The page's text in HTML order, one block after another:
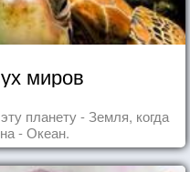
миров
планету - Земля, когда
- Океан.